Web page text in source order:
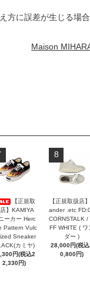
方に誤差が生じる場
Maison
【正規取
】KAMIYA
ーカー Herc
Pattern Vulc
Sneaker
カミヤ)
円(税込2
2,330円)
8
【正規取扱店
ander .etc
CORNSTALK /
FF WHITE ( ワ
ダー )
28,000円(税
0,800円)